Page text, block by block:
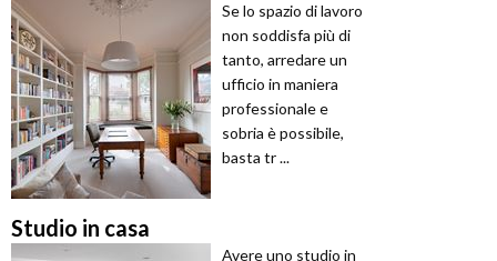
Se lo spazio di lavoro
non soddisfa più di
tanto, arredare un
ufficio in maniera
professionale e
sobria è possibile,
basta tr ...
Studio in casa
Avere uno studio in